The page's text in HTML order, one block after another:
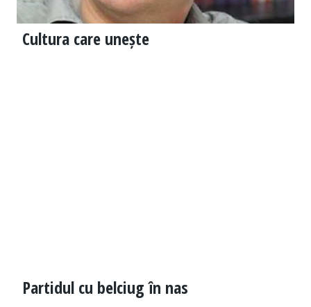
Cultura care unește
Partidul cu belciug în nas